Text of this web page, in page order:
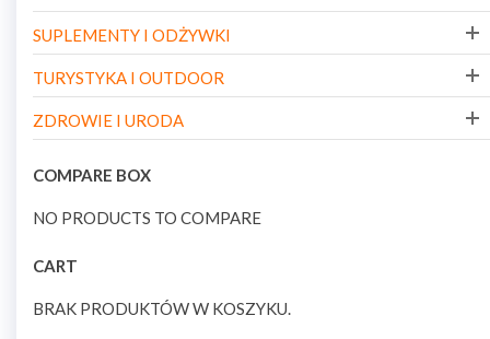
SUPLEMENTY I ODŻYWKI
TURYSTYKA I OUTDOOR
ZDROWIE I URODA
COMPARE BOX
NO PRODUCTS TO COMPARE
CART
BRAK PRODUKTÓW W KOSZYKU.